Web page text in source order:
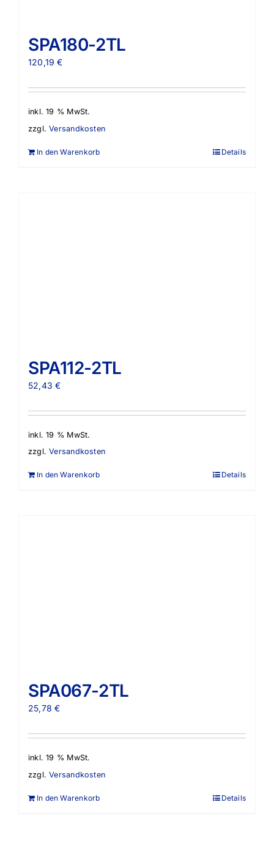
SPA180-2TL
120,19€
inkl. 19 % MwSt.
zzgl.Versandkosten
In den Warenkorb Details
SPA112-2TL
52,43€
inkl. 19 % MwSt.
zzgl.Versandkosten
In den Warenkorb Details
SPA067-2TL
25,78€
inkl. 19 % MwSt.
zzgl.Versandkosten
In den Warenkorb Details